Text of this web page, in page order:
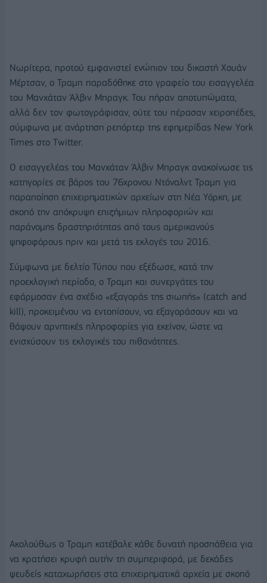
Νωρίτερα, προτού εμφανιστεί ενώπιον του δικαστή Χουάν
Μέρτσαν, ο Τραμπ παραδόθηκε στο γραφείο του εισαγγελέα
του Μανχάταν Άλβιν Μπραγκ. Του πήραν αποτυπώματα,
αλλά δεν τον φωτογράφισαν, ούτε του πέρασαν χειροπέδες,
σύμφωνα με ανάρτηση ρεπόρτερ της εφημερίδας New York
Times στο Twitter.
Ο εισαγγελέας του Μανχάταν Άλβιν Μπραγκ ανακοίνωσε τις
κατηγορίες σε βάρος του 76χρονου Ντόναλντ Τραμπ για
παραποίηση επιχειρηματικών αρχείων στη Νέα Υόρκη, με
σκοπό την απόκρυψη επιζήμιων πληροφοριών και
παράνομης δραστηριότητας από τους αμερικανούς
ψηφοφόρους πριν και μετά τις εκλογές του 2016.
Σύμφωνα με δελτίο Τύπου που εξέδωσε, κατά την
προεκλογική περίοδο, ο Τραμπ και συνεργάτες του
εφάρμοσαν ένα σχέδιο «εξαγοράς της σιωπής» (catch and
kill), προκειμένου να εντοπίσουν, να εξαγοράσουν και να
θάψουν αρνητικές πληροφορίες για εκείνον, ώστε να
ενισχύσουν τις εκλογικές του πιθανότητες.
Ακολούθως ο Τραμπ κατέβαλε κάθε δυνατή προσπάθεια για
να κρατήσει κρυφή αυτήν τη συμπεριφορά, με δεκάδες
ψευδείς καταχωρήσεις στα επιχειρηματικά αρχεία με σκοπό